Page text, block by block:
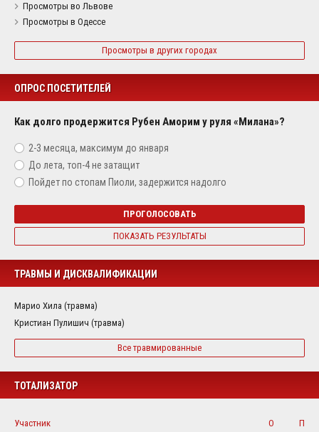
Просмотры во Львове
Просмотры в Одессе
Просмотры в других городах
ОПРОС ПОСЕТИТЕЛЕЙ
Как долго продержится Рубен Аморим у руля «Милана»?
2-3 месяца, максимум до января
До лета, топ-4 не затащит
Пойдет по стопам Пиоли, задержится надолго
ПРОГОЛОСОВАТЬ
ПОКАЗАТЬ РЕЗУЛЬТАТЫ
ТРАВМЫ И ДИСКВАЛИФИКАЦИИ
Марио Хила (травма)
Кристиан Пулишич (травма)
Все травмированные
ТОТАЛИЗАТОР
Участник О
П